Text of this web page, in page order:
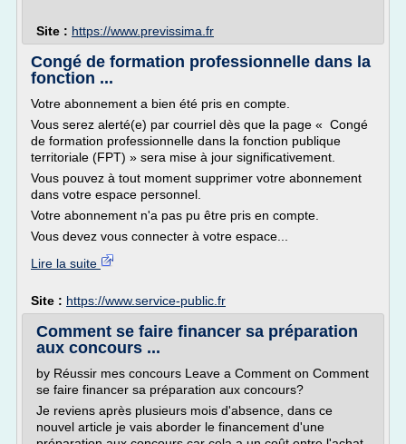
Site : https://www.previssima.fr
Congé de formation professionnelle dans la
fonction ...
Votre abonnement a bien été pris en compte.
Vous serez alerté(e) par courriel dès que la page « Congé
de formation professionnelle dans la fonction publique
territoriale (FPT) » sera mise à jour significativement.
Vous pouvez à tout moment supprimer votre abonnement
dans votre espace personnel.
Votre abonnement n'a pas pu être pris en compte.
Vous devez vous connecter à votre espace...
Lire la suite
Site : https://www.service-public.fr
Comment se faire financer sa préparation
aux concours ...
by Réussir mes concours Leave a Comment on Comment
se faire financer sa préparation aux concours?
Je reviens après plusieurs mois d'absence, dans ce
nouvel article je vais aborder le financement d'une